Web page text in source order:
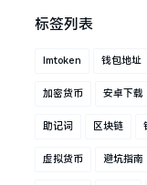
标签列表
Imtoken 钱包地址
加密货币 安卓下载
助记词 区块链
虚拟货币 避坑指南